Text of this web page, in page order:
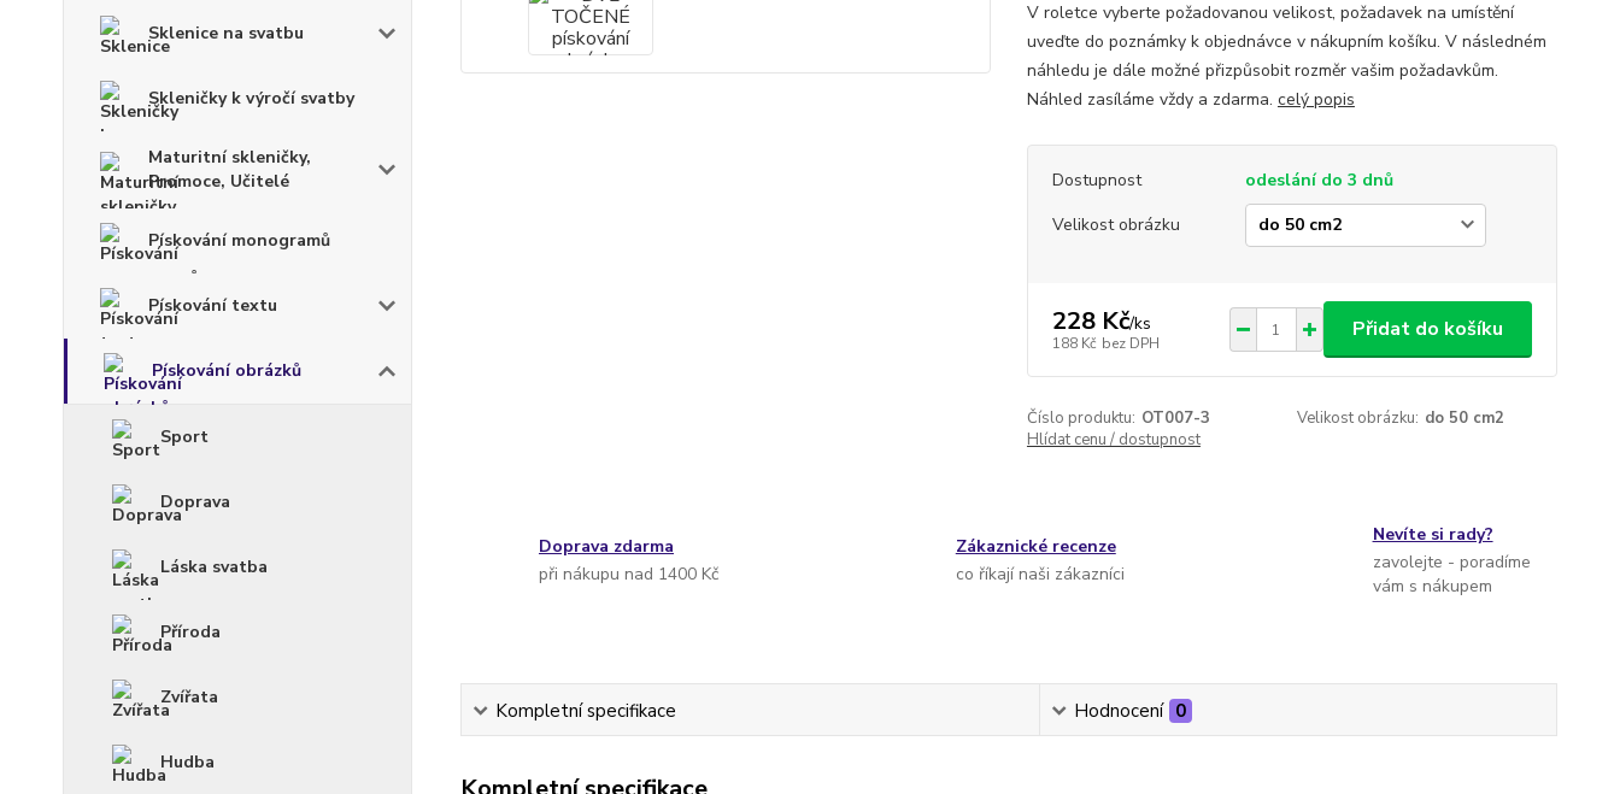
Sklenice na svatbu
Skleničky k výročí svatby
Maturitní skleničky,
Promoce, Učitelé
Pískování monogramů
Pískování textu
Pískování obrázků
Sport
Doprava
Láska svatba
Příroda
Zvířata
Hudba
V roletce vyberte požadovanou velikost, požadavek na umístění
uveďte do poznámky k objednávce v nákupním košíku. V následném
náhledu je dále možné přizpůsobit rozměr vašim požadavkům.
Náhled zasíláme vždy a zdarma. celý popis
Dostupnost
odeslání do 3 dnů
Velikost obrázku
228 Kč/ks
188 Kč bez DPH
Přidat do košíku
Číslo produktu: OT007-3 Velikost obrázku: do 50 cm2
Hlídat cenu / dostupnost
Doprava zdarma
při nákupu nad 1400 Kč
Zákaznické recenze
co říkají naši zákazníci
Nevíte si rady?
zavolejte - poradíme
vám s nákupem
Kompletní specifikace Hodnocení 0